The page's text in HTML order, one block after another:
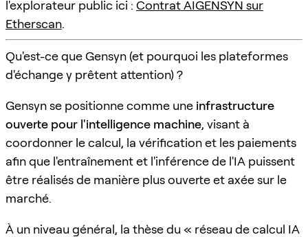
l'explorateur public ici : Contrat AIGENSYN sur
Etherscan.
Qu'est-ce que Gensyn (et pourquoi les plateformes
d'échange y prêtent attention) ?
Gensyn se positionne comme une infrastructure
ouverte pour l'intelligence machine, visant à
coordonner le calcul, la vérification et les paiements
afin que l'entraînement et l'inférence de l'IA puissent
être réalisés de manière plus ouverte et axée sur le
marché.
À un niveau général, la thèse du « réseau de calcul IA